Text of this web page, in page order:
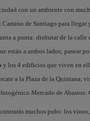
con un ambiente con
Camino de Santiago para
a punta: disfrutar de la calle
están a ambos lados; pasear
y los 4 edificios que viven en
a la Plaza de la Quintana,
Mercado de Abastos:
muchos pubs: los